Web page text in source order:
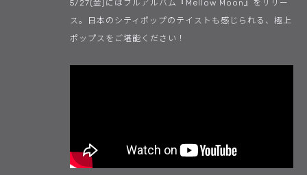
5/27(金)にはフルアルバム『Mellow Moon』をリリー
ス。日本のシティポップのテイストも感じられる、極上
ポップスをご堪能ください！